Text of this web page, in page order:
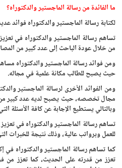
ما الفائدة من رسالة الماجستير والدكتوراه؟
لكتابة رسالة الماجستير والدكتوراه فوائد
تساهم رسالة الماجستير والدكتوراه في
من خلال عودة الباحث إلى عدد كبير من
ومن فوائد رسالة الماجستير والدكتوراه
حيث يصبح للطالب مكانة علمية في مجاله.
ومن الفوائد الأخرى لرسالة الماجستير
مجال تخصصه، حيث يصبح لديه عدد كبير
وبالتالي يستطيع الإجابة عن كافة
تساهم رسالة الماجستير والدكتوراه في
للعمل وبرواتب عالية، وذلك نتيجة للخبرات
كما تساهم رسالة الماجستير والدكتوراه في
تعزز من قدرته على الحديث، كما تعزز من